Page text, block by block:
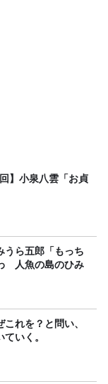
】小泉八雲「お貞
ら五郎「もっち
人魚の島のひみ
これを？と問い、
いく。